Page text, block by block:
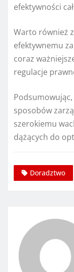
efektywności
Warto również
efektywnemu
coraz
regulacje
sposobów
szerokiemu
dążących do
Doradztwo